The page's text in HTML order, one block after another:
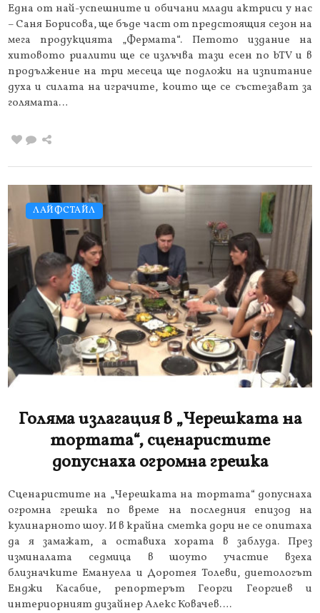
Една от най-успешните и обичани млади актриси у нас
– Саня Борисова, ще бъде част от предстоящия сезон на
мега продукцията „Фермата“. Петото издание на
хитовото риалити ще се излъчва тази есен по bTV и в
продължение на три месеца ще подложи на изпитание
духа и силата на играчите, които ще се състезават за
голямата…
ЛАЙФСТАЙЛ
Голяма излагация в „Черешката на
тортата“, сценаристите
допуснаха огромна грешка
Сценаристите на „Черешката на тортата“ допуснаха
огромна грешка по време на последния епизод на
кулинарното шоу. И в крайна сметка дори не се опитаха
да я замажат, а оставиха хората в заблуда. През
изминалата седмица в шоуто участие взеха
близначките Емануела и Доротея Толеви, диетологът
Енджи Касабие, репортерът Георги Георгиев и
интериорният дизайнер Алекс Ковачев….